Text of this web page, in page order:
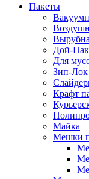
Пакеты
Дой-Пак
Для
Зип-Лок
Крафт
Майка
Мешки